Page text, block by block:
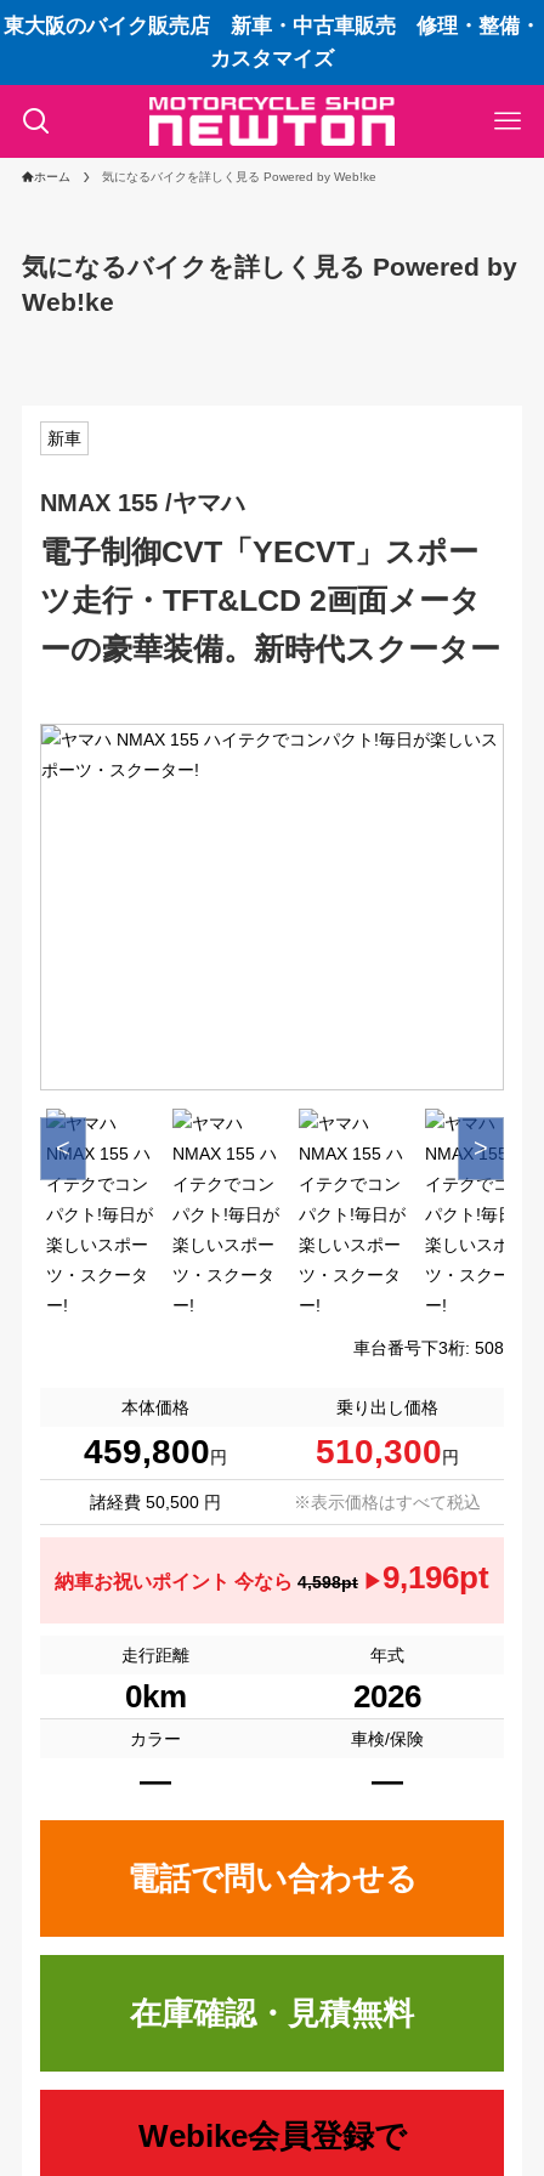
東大阪のバイク販売店 新車・中古車販売 修理・整備・
カスタマイズ
ホーム 気になるバイクを詳しく見る Powered by Web!ke
気になるバイクを詳しく見る Powered by
Web!ke
新車
NMAX 155 /ヤマハ
電子制御CVT「YECVT」スポー
ツ走行・TFT&LCD 2画面メータ
ーの豪華装備。新時代スクーター
< >
車台番号下3桁:508
本体価格 乗り出し価格
459,800円 510,300円
諸経費 50,500 円 ※表示価格はすべて税込
納車お祝いポイント 今なら 4,598pt ▶9,196pt
走行距離 年式
0km 2026
カラー 車検/保険
― ―
電話で問い合わせる
在庫確認・見積無料
Webike会員登録で